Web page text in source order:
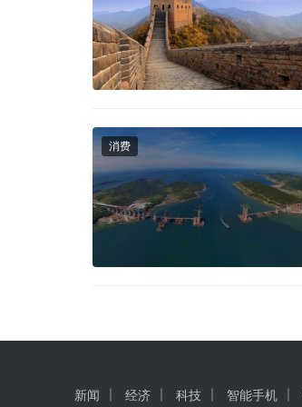
消费
新闻 经济 科技 智能手机